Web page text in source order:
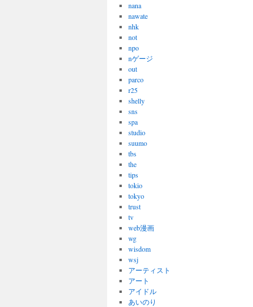
nana
nawate
nhk
not
npo
nゲージ
out
parco
r25
shelly
sns
spa
studio
suumo
tbs
the
tips
tokio
tokyo
trust
tv
web漫画
wg
wisdom
wsj
アーティスト
アート
アイドル
あいのり